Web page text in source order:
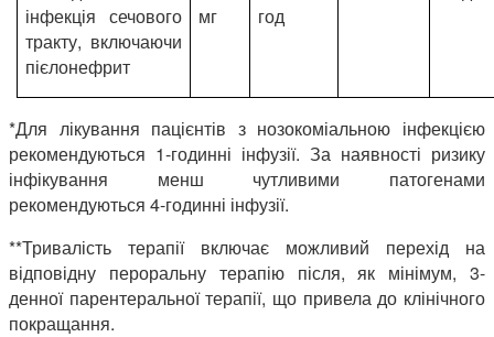
інфекція сечового
тракту, включаючи
пієлонефрит
мг
год
*Для лікування пацієнтів з нозокоміальною інфекцією
рекомендуються 1-годинні інфузії. За наявності ризику
інфікування менш чутливими патогенами
рекомендуються 4-годинні інфузії.
**Тривалість терапії включає можливий перехід на
відповідну пероральну терапію після, як мінімум, 3-
денної парентеральної терапії, що привела до клінічного
покращання.